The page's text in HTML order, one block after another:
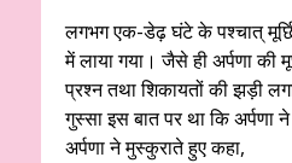
लगभग एक-डेढ़ घंटे के पश्चात्
में लाया गया। जैसे ही अर्पणा की
प्रश्न तथा शिकायतों की झड़ी
गुस्सा इस बात पर था कि अर्पणा
अर्पणा ने मुस्कुराते हुए कहा,